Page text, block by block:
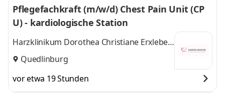
Pflegefachkraft (m/w/d) Chest Pain Unit (CP
U) - kardiologische Station
Harzklinikum Dorothea Christiane Erxleben
GmbH
Quedlinburg
vor etwa 19 Stunden